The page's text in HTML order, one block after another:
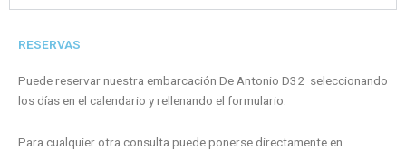
RESERVAS
Puede reservar nuestra embarcación De Antonio D32 seleccionando
los días en el calendario y rellenando el formulario.
Para cualquier otra consulta puede ponerse directamente en